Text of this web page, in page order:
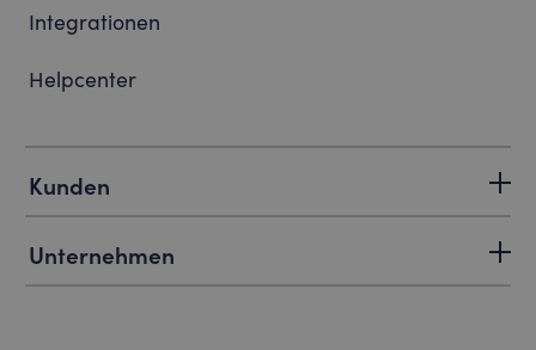
Integrationen
Helpcenter
Kunden
Unternehmen